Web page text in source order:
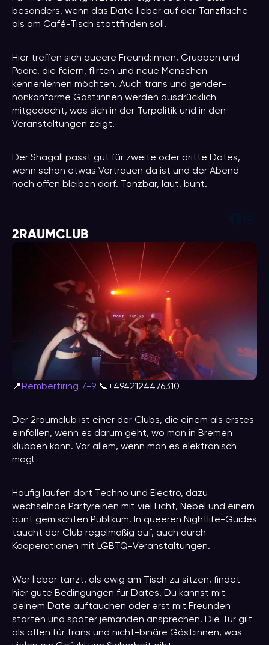
besonders, wenn das Date lieber auf der Tanzfläche
als am Café-Tisch stattfinden soll.
Hier treffen sich queere Freund:innen, Gruppen und
Paare, die feiern, flirten und neue Menschen
kennenlernen möchten. Auch trans und gender-
nonkonforme Gäst:innen werden ausdrücklich
mitgedacht, was sich in der Türpolitik und in den
Veranstaltungen zeigt.
Der Shagall passt gut für zweite oder dritte Dates,
wenn schon etwas Vertrauen da ist und der Abend
noch offen bleiben darf. Tanzbar, laut, bunt.
2RAUMCLUB
📍 Rembertiring 7-9 📞+4942124476310
Der 2raumclub ist einer der Clubs, die einem als erstes
einfallen, wenn es darum geht, wo man in Bremen
klubben kann. Vor allem, wenn man es elektronisch
mag!
Häufig laufen dort Techno und Electro, dazu
wechselnde Partyreihen mit viel Licht, Nebel und einem
bunt gemischten Publikum. In queeren Nightlife-Guides
taucht der Club regelmäßig auf, auch durch
Kooperationen mit LGBTQ-Veranstaltungen.
Wer lieber tanzt, als ewig am Tisch zu sitzen, findet
hier gute Bedingungen für Dates. Du kannst mit
deinem Date auftauchen oder erst mit Freunden
starten und später jemanden ansprechen. Die Tür gilt
als offen für trans und nicht-binäre Gäst:innen, was